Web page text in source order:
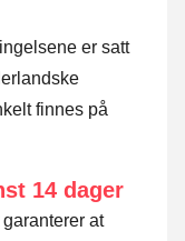
er satt
finnes på
14 dager
at